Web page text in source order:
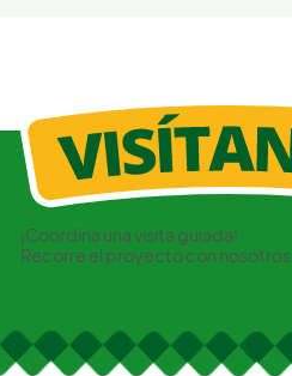
¡Coordina una visita guiada!
Recorre el proyecto con nosotros